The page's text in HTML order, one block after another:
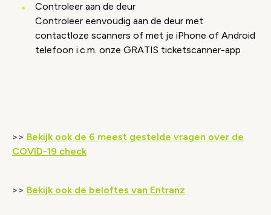
Controleer aan de deur
Controleer eenvoudig aan de deur met
contactloze scanners of met je iPhone of Android
telefoon i.c.m. onze GRATIS ticketscanner-app
Wijzig cookie instellingen
>> Bekijk ook de 6 meest gestelde vragen over de
COVID-19 check
>> Bekijk ook de beloftes van Entranz